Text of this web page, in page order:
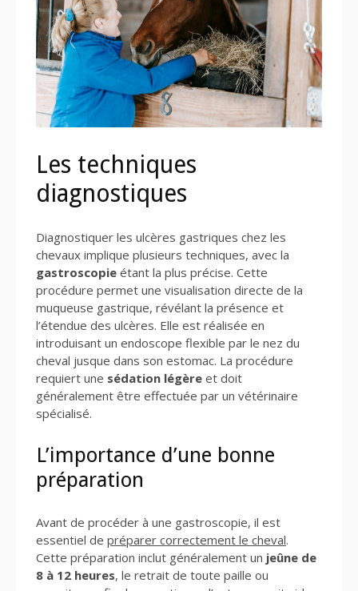
Les techniques
diagnostiques
Diagnostiquer les ulcères gastriques chez les
chevaux implique plusieurs techniques, avec la
gastroscopie étant la plus précise. Cette
procédure permet une visualisation directe de la
muqueuse gastrique, révélant la présence et
l’étendue des ulcères. Elle est réalisée en
introduisant un endoscope flexible par le nez du
cheval jusque dans son estomac. La procédure
requiert une sédation légère et doit
généralement être effectuée par un vétérinaire
spécialisé.
L’importance d’une bonne
préparation
Avant de procéder à une gastroscopie, il est
essentiel de préparer correctement le cheval.
Cette préparation inclut généralement un jeûne de
8 à 12 heures, le retrait de toute paille ou